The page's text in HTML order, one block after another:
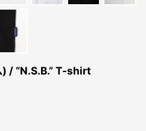
/ “N.S.B.” T-shirt